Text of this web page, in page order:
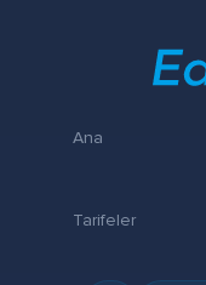
Ana
Tarifeler